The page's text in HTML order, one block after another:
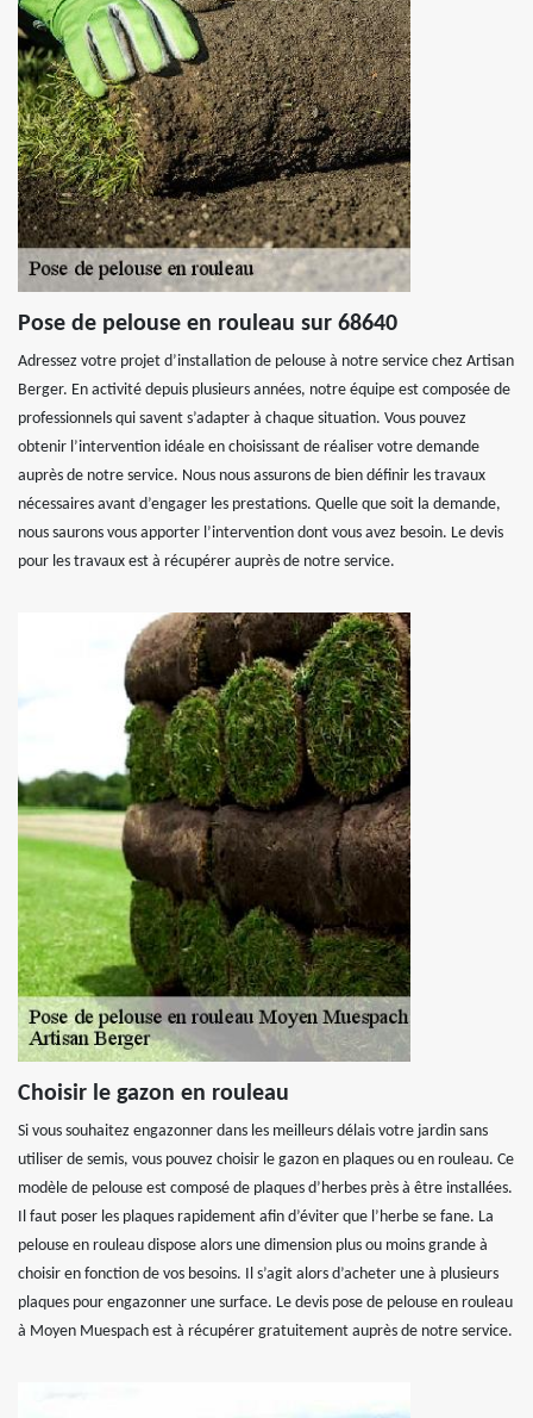
Pose de pelouse en rouleau sur 68640
Adressez votre projet d’installation de pelouse à notre service chez Artisan
Berger. En activité depuis plusieurs années, notre équipe est composée de
professionnels qui savent s’adapter à chaque situation. Vous pouvez
obtenir l’intervention idéale en choisissant de réaliser votre demande
auprès de notre service. Nous nous assurons de bien définir les travaux
nécessaires avant d’engager les prestations. Quelle que soit la demande,
nous saurons vous apporter l’intervention dont vous avez besoin. Le devis
pour les travaux est à récupérer auprès de notre service.
Choisir le gazon en rouleau
Si vous souhaitez engazonner dans les meilleurs délais votre jardin sans
utiliser de semis, vous pouvez choisir le gazon en plaques ou en rouleau. Ce
modèle de pelouse est composé de plaques d’herbes près à être installées.
Il faut poser les plaques rapidement afin d’éviter que l’herbe se fane. La
pelouse en rouleau dispose alors une dimension plus ou moins grande à
choisir en fonction de vos besoins. Il s’agit alors d’acheter une à plusieurs
plaques pour engazonner une surface. Le devis pose de pelouse en rouleau
à Moyen Muespach est à récupérer gratuitement auprès de notre service.